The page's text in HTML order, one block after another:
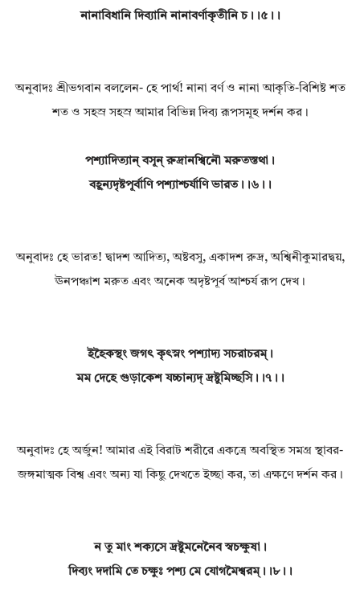
নানাবিধানি দিব্যানি নানাবর্ণাকৃতীনি চ।।৫।।
অনুবাদঃ শ্রীভগবান বললেন- হে পার্থ! নানা বর্ণ ও নানা আকৃতি-বিশিষ্ট শত
শত ও সহস্র সহস্র আমার বিভিন্ন দিব্য রূপসমূহ দর্শন কর।
পশ্যাদিত্যান্ বসূন্ রুদ্রানশ্বিনৌ মরুতস্তথা।
বহূন্যদৃষ্টপূর্বাণি পশ্যাশ্চর্যাণি ভারত।।৬।।
অনুবাদঃ হে ভারত! দ্বাদশ আদিত্য, অষ্টবসু, একাদশ রুদ্র, অশ্বিনীকুমারদ্বয়,
ঊনপঞ্চাশ মরুত এবং অনেক অদৃষ্টপূর্ব আশ্চর্য রূপ দেখ।
ইহৈকস্থং জগৎ কৃৎস্নং পশ্যাদ্য সচরাচরম্।
মম দেহে গুড়াকেশ যচ্চান্যদ্ দ্রষ্টুমিচ্ছসি।।৭।।
অনুবাদঃ হে অর্জুন! আমার এই বিরাট শরীরে একত্রে অবস্থিত সমগ্র স্থাবর-
জঙ্গমাত্মক বিশ্ব এবং অন্য যা কিছু দেখতে ইচ্ছা কর, তা এক্ষণে দর্শন কর।
ন তু মাং শক্যসে দ্রষ্টুমনেনৈব স্বচক্ষুষা।
দিব্যং দদামি তে চক্ষুঃ পশ্য মে যোগমৈশ্বরম্।।৮।।